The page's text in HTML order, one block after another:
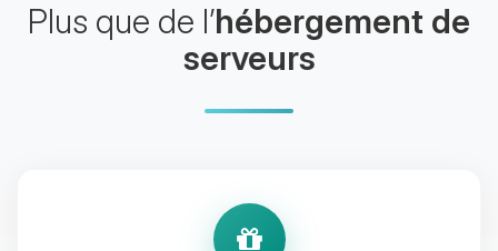
Plus que de l’hébergement de
serveurs